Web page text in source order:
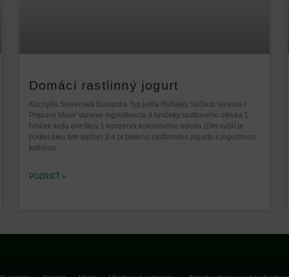
Domáci rastlinný jogurt
Kuchyňa Slovenská Európska Typ jedla Raňajky Spôsob Varenia /
Prípravy Mixér Varenie Ingrediencie 4 hrnčeky rastlinného mlieka 1
hrnček kešu orieškov 1 konzerva kokosového mlieka (čím vyšší je
podiel tuku tým lepšie) 3-4 pl bieleho rastlinného jogurtu s jogurtovou
kultúrou
POZRIEŤ »